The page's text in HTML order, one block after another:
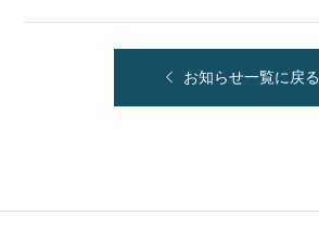
お知らせ一覧に戻る